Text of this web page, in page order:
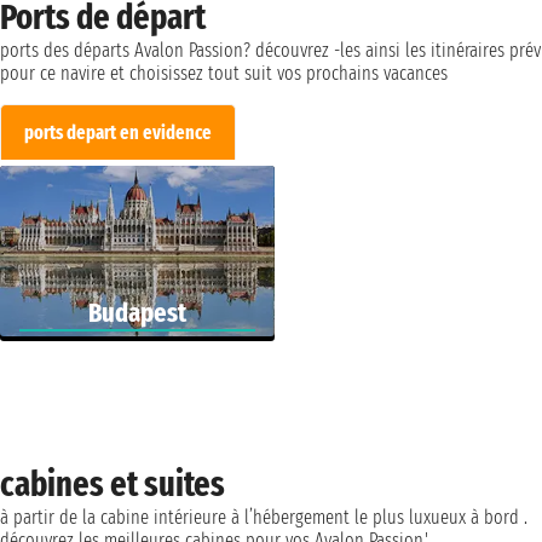
Ports de départ
ports des départs Avalon Passion? découvrez -les ainsi les itinéraires
pour ce navire et choisissez tout suit vos prochains vacances
ports depart en evidence
Budapest
cabines et suites
à partir de la cabine intérieure à l’hébergement le plus luxueux à bord .